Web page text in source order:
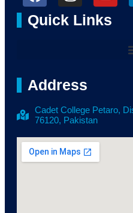
Quick Links
Address
Cadet College Petaro,
76120, Pakistan